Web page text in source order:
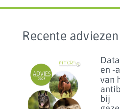
Recente adviezen
en -
van
bij